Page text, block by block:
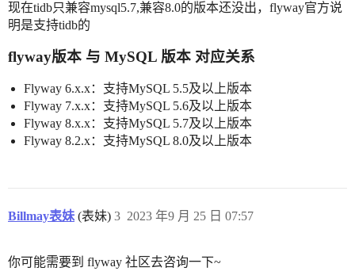
现在tidb只兼容mysql5.7,兼容8.0的版本还没出，flyway官方说
明是支持tidb的
flyway版本 与 MySQL 版本 对应关系
Flyway 6.x.x：支持MySQL 5.5及以上版本
Flyway 7.x.x：支持MySQL 5.6及以上版本
Flyway 8.x.x：支持MySQL 5.7及以上版本
Flyway 8.2.x：支持MySQL 8.0及以上版本
Billmay表妹 (表妹) 2023 年9 月 25 日 07:57
3
你可能需要到 flyway 社区去咨询一下~